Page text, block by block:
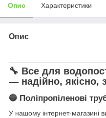
Опис Характеристики
Опис
🔧 Все для
— надійно, якісно,
🔵 Поліпропіленові
У нашому інтернет-магазині